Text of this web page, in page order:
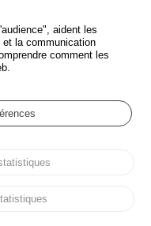
et Cookies
aident les
la communication
comment les